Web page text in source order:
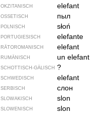
OKZITANISCH elefant
OSSETISCH пыл
POLNISCH słoń
PORTUGIESISCH elefante
RÄTOROMANISCH elefant
RUMÄNISCH un elefant
SCHOTTISCH-GÄLISCH ?
SCHWEDISCH elefant
SERBISCH слон
SLOWAKISCH slon
SLOWENISCH slon